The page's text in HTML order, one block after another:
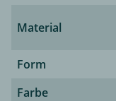
Material
Form
Farbe